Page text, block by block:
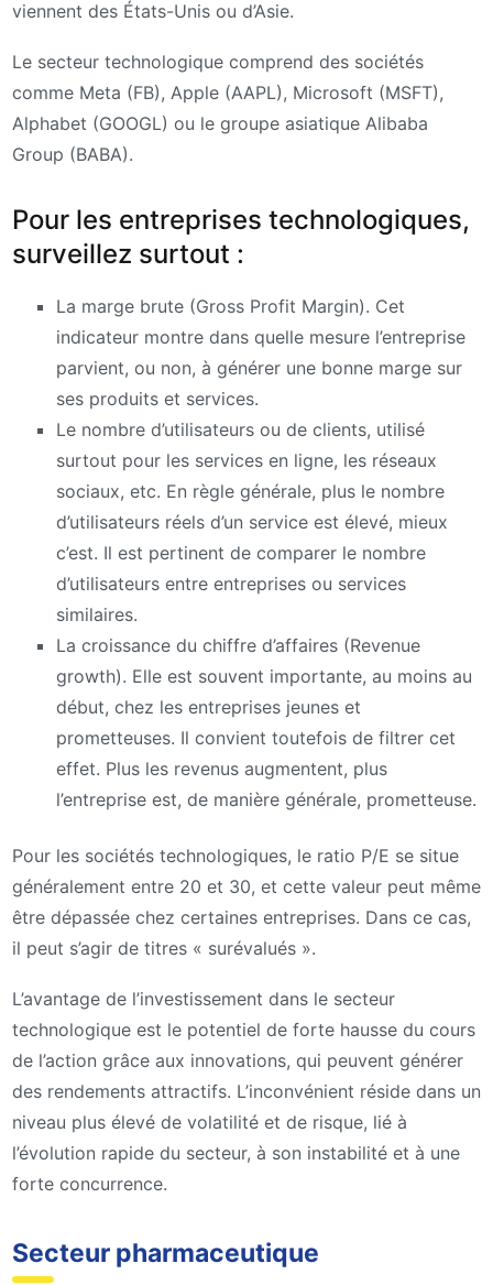
viennent des États-Unis ou d’Asie.
Le secteur technologique comprend des sociétés
comme Meta (FB), Apple (AAPL), Microsoft (MSFT),
Alphabet (GOOGL) ou le groupe asiatique Alibaba
Group (BABA).
Pour les entreprises technologiques,
surveillez surtout :
La marge brute (Gross Profit Margin). Cet
indicateur montre dans quelle mesure l’entreprise
parvient, ou non, à générer une bonne marge sur
ses produits et services.
Le nombre d’utilisateurs ou de clients, utilisé
surtout pour les services en ligne, les réseaux
sociaux, etc. En règle générale, plus le nombre
d’utilisateurs réels d’un service est élevé, mieux
c’est. Il est pertinent de comparer le nombre
d’utilisateurs entre entreprises ou services
similaires.
La croissance du chiffre d’affaires (Revenue
growth). Elle est souvent importante, au moins au
début, chez les entreprises jeunes et
prometteuses. Il convient toutefois de filtrer cet
effet. Plus les revenus augmentent, plus
l’entreprise est, de manière générale, prometteuse.
Pour les sociétés technologiques, le ratio P/E se situe
généralement entre 20 et 30, et cette valeur peut même
être dépassée chez certaines entreprises. Dans ce cas,
il peut s’agir de titres « surévalués ».
L’avantage de l’investissement dans le secteur
technologique est le potentiel de forte hausse du cours
de l’action grâce aux innovations, qui peuvent générer
des rendements attractifs. L’inconvénient réside dans un
niveau plus élevé de volatilité et de risque, lié à
l’évolution rapide du secteur, à son instabilité et à une
forte concurrence.
Secteur pharmaceutique